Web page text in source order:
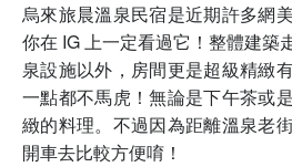
烏來旅晨溫泉民宿是近期許多網
你在 IG 上一定看過它！ 整體建築
泉設施以外，房間更是超級精緻
一點都不馬虎！無論是下午茶或
緻的料理。不過因為距離溫泉老
開車去比較方便唷！